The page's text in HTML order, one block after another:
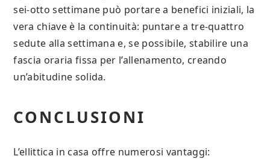
sei‐otto settimane può portare a benefici iniziali, la
vera chiave è la continuità: puntare a tre‐quattro
sedute alla settimana e, se possibile, stabilire una
fascia oraria fissa per l’allenamento, creando
un’abitudine solida.
CONCLUSIONI
L’ellittica in casa offre numerosi vantaggi: